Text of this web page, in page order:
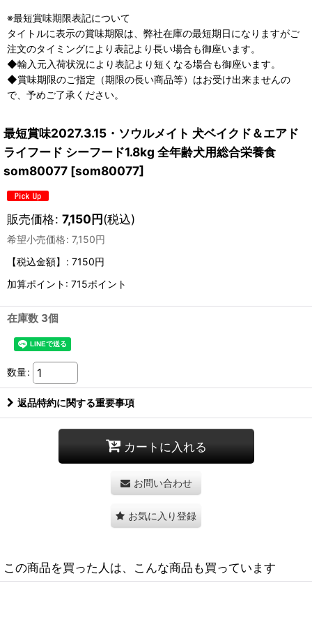
※最短賞味期限表記について
タイトルに表示の賞味期限は、弊社在庫の最短期日になりますがご
注文のタイミングにより表記より長い場合も御座います。
◆輸入元入荷状況により表記より短くなる場合も御座います。
◆賞味期限のご指定（期限の長い商品等）はお受け出来ませんの
で、予めご了承ください。
最短賞味2027.3.15・ソウルメイト 犬ベイクド＆エアド
ライフード シーフード1.8kg 全年齢犬用総合栄養食
som80077 [som80077]
販売価格: 7,150円(税込)
希望小売価格: 7,150円
【税込金額】
: 7150円
加算ポイント: 715ポイント
在庫数 3個
数量:
返品特約に関する重要事項
カートに入れる
お問い合わせ
お気に入り登録
この商品を買った人は、こんな商品も買っています